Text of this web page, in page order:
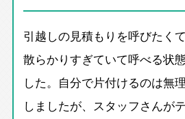
引越しの見積もりを呼びたく
散らかりすぎていて呼べる状
した。自分で片付けるのは無
しましたが、スタッフさんが